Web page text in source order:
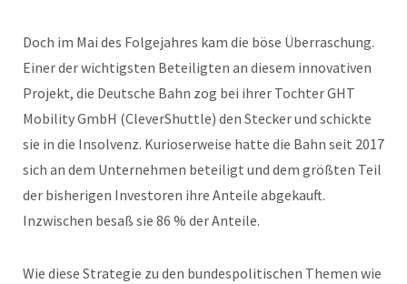
Doch im Mai des Folgejahres kam die böse Überraschung.
Einer der wichtigsten Beteiligten an diesem innovativen
Projekt, die Deutsche Bahn zog bei ihrer Tochter GHT
Mobility GmbH (CleverShuttle) den Stecker und schickte
sie in die Insolvenz. Kurioserweise hatte die Bahn seit 2017
sich an dem Unternehmen beteiligt und dem größten Teil
der bisherigen Investoren ihre Anteile abgekauft.
Inzwischen besaß sie 86 % der Anteile.
Wie diese Strategie zu den bundespolitischen Themen wie